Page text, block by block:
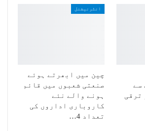
سے
ترقی
انٹرنیشنل
چین میں ابھرتے ہوئے
صنعتی شعبوں میں قائم
ہونے والے نئے
کاروباری اداروں کی
تعداد 4…